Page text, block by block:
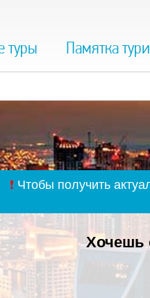
туры Памятка
❗ Чтобы получить
Хочешь